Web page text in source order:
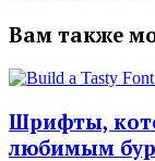
Вам также
Шрифты,
любимым